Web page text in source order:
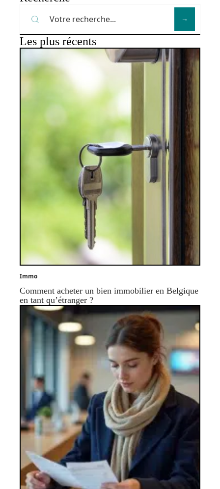
Les plus récents
Immo
Comment acheter un bien immobilier en Belgique
en tant qu’étranger ?